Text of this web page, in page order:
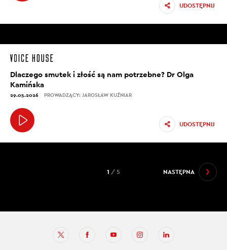
UDOSTĘPNIJ
Dlaczego smutek i złość są nam potrzebne? Dr Olga
Kamińska
29.05.2026 PROWADZĄCY: JAROSŁAW KUŹNIAR
UDOSTĘPNIJ
NASTĘPNA
1 / 5